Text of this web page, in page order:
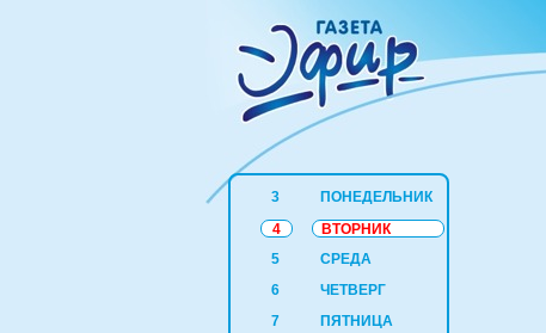
3
ПОНЕДЕЛЬНИК
4
ВТОРНИК
5
СРЕДА
6
ЧЕТВЕРГ
7
ПЯТНИЦА